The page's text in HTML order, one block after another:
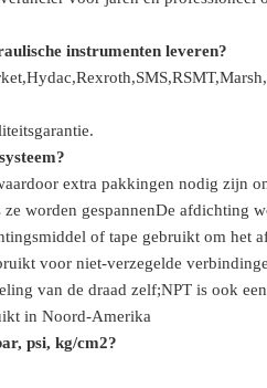
instrumenten leveren?
extra pakkingen nodig zijn
worden gespannenDe afdichting
of tape gebruikt om het
voor niet-verzegelde
van de draad zelf;NPT is ook
in Noord-Amerika
psi, kg/cm2?